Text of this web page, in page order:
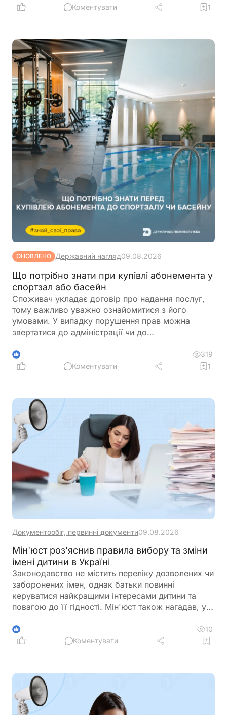
Коментувати
1
ОНОВЛЕНО Державний нагляд09.08.2026
Що потрібно знати при купівлі абонемента у
спортзал або басейн
Споживач укладає договір про надання послуг,
тому важливо уважно ознайомитися з його
умовами. У випадку порушення прав можна
звертатися до адміністрації чи до
1
319
Коментувати
1
Документообіг, первинні документи09.08.2026
Мін'юст роз'яснив правила вибору та зміни
імені дитини в Україні
Законодавство не містить переліку дозволених чи
заборонених імен, однак батьки повинні
керуватися найкращими інтересами дитини та
повагою до її гідності. Мін'юст також нагадав, у
дитини
1
10
Коментувати